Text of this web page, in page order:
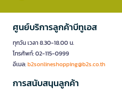
ศูนย์บริการลูกค้าบีทูเอส
ทุกวัน เวลา 8.30-18.00 น.
โทรศัพท์: 02-115-0999
อีเมล:b2sonlineshopping@b2s.co.th
การสนับสนุนลูกค้า